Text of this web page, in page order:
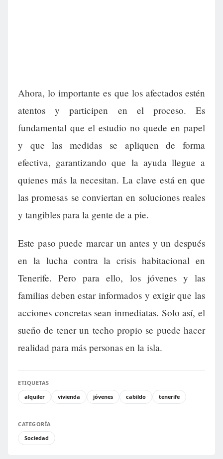
Ahora, lo importante es que los afectados estén
atentos y participen en el proceso. Es
fundamental que el estudio no quede en papel
y que las medidas se apliquen de forma
efectiva, garantizando que la ayuda llegue a
quienes más la necesitan. La clave está en que
las promesas se conviertan en soluciones reales
y tangibles para la gente de a pie.
Este paso puede marcar un antes y un después
en la lucha contra la crisis habitacional en
Tenerife. Pero para ello, los jóvenes y las
familias deben estar informados y exigir que las
acciones concretas sean inmediatas. Solo así, el
sueño de tener un techo propio se puede hacer
realidad para más personas en la isla.
ETIQUETAS
alquiler
vivienda jóvenes cabildo tenerife
CATEGORÍA
Sociedad